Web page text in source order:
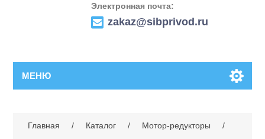
Электронная почта:
zakaz@sibprivod.ru
МЕНЮ
Главная / Каталог / Мотор-редукторы
/